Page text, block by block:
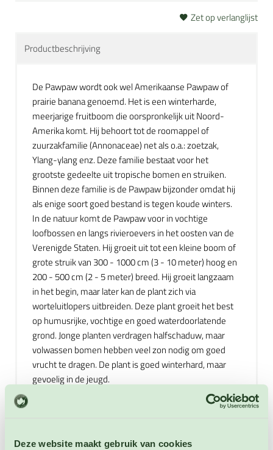
Deze website maakt gebruik van cookies
Zet op verlanglijst
Productbeschrijving
De Pawpaw wordt ook wel Amerikaanse Pawpaw of
prairie banana genoemd. Het is een winterharde,
meerjarige fruitboom die oorspronkelijk uit Noord-
Amerika komt. Hij behoort tot de roomappel of
zuurzakfamilie (Annonaceae) net als o.a.: zoetzak,
Ylang-ylang enz. Deze familie bestaat voor het
grootste gedeelte uit tropische bomen en struiken.
Binnen deze familie is de Pawpaw bijzonder omdat hij
als enige soort goed bestand is tegen koude winters.
In de natuur komt de Pawpaw voor in vochtige
loofbossen en langs rivieroevers in het oosten van de
Verenigde Staten. Hij groeit uit tot een kleine boom of
grote struik van 300 - 1000 cm (3 - 10 meter) hoog en
200 - 500 cm (2 - 5 meter) breed. Hij groeit langzaam
in het begin, maar later kan de plant zich via
worteluitlopers uitbreiden. Deze plant groeit het best
op humusrijke, vochtige en goed waterdoorlatende
grond. Jonge planten verdragen halfschaduw, maar
volwassen bomen hebben veel zon nodig om goed
vrucht te dragen. De plant is goed winterhard, maar
gevoelig in de jeugd.
De donkerpaarse tot kastanjebruine bloemen worden
tot banaanvormige vruchten zijn lichtgroen aan de